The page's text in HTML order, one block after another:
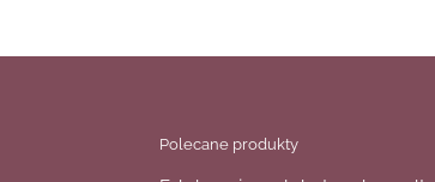
Polecane produkty